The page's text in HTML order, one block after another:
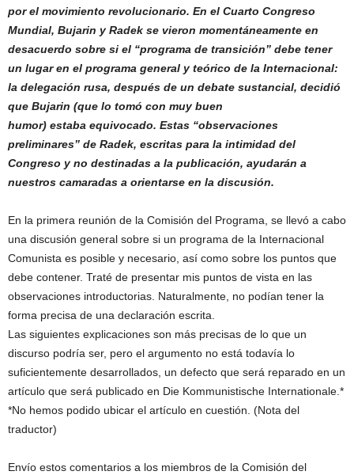
por el movimiento revolucionario. En el Cuarto Congreso
Mundial, Bujarin y Radek se vieron momentáneamente en
desacuerdo sobre si el “programa de transición” debe tener
un lugar en el programa general y teórico de la Internacional:
la delegación rusa, después de un debate sustancial, decidió
que Bujarin (que lo tomó con muy buen
humor) estaba equivocado. Estas “observaciones
preliminares” de Radek, escritas para la intimidad del
Congreso y no destinadas a la publicación, ayudarán a
nuestros camaradas a orientarse en la discusión.
En la primera reunión de la Comisión del Programa, se llevó a cabo
una discusión general sobre si un programa de la Internacional
Comunista es posible y necesario, así como sobre los puntos que
debe contener. Traté de presentar mis puntos de vista en las
observaciones introductorias. Naturalmente, no podían tener la
forma precisa de una declaración escrita.
Las siguientes explicaciones son más precisas de lo que un
discurso podría ser, pero el argumento no está todavía lo
suficientemente desarrollados, un defecto que será reparado en un
artículo que será publicado en Die Kommunistische Internationale.*
*No hemos podido ubicar el artículo en cuestión. (Nota del
traductor)
Envío estos comentarios a los miembros de la Comisión del